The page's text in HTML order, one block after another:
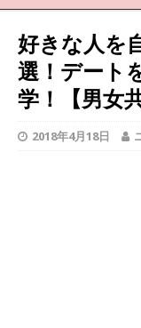
好きな人を
選！デート
学！【男女共
2018年4月18日